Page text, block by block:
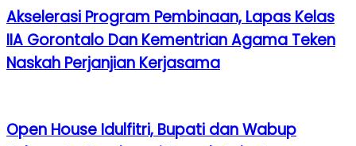
Akselerasi Program Pembinaan, Lapas Kelas
IIA Gorontalo Dan Kementrian Agama Teken
Naskah Perjanjian Kerjasama
Open House Idulfitri, Bupati dan Wabup